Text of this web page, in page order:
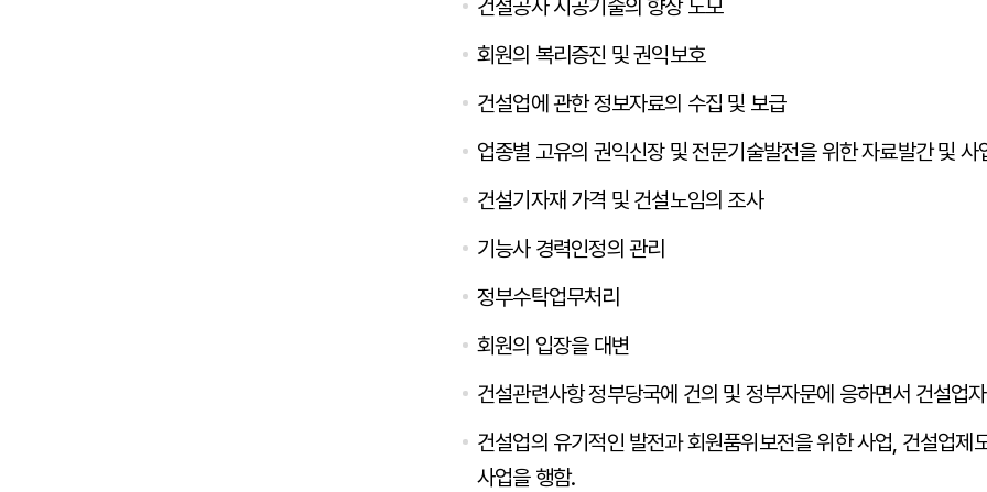
건설공사 시공기술의 향상 도모
회원의 복리증진 및 권익보호
건설업에 관한 정보자료의 수집 및 보급
업종별 고유의 권익신장 및 전문기술발전을 위한 자료발간 및 사
건설기자재 가격 및 건설노임의 조사
기능사 경력인정의 관리
정부수탁업무처리
회원의 입장을 대변
건설관련사항 정부당국에 건의 및 정부자문에 응하면서 건설업
건설업의 유기적인 발전과 회원품위보전을 위한 사업, 건설업
사업을 행함.